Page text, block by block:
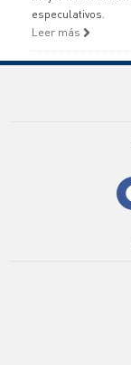
especulativos.
Leer más